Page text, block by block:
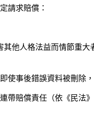
請求賠償：
他人格法益而情節重
事後錯誤資料被刪除
帶賠償責任（依《民法》